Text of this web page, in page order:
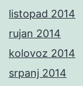
listopad 2014
rujan 2014
kolovoz 2014
srpanj 2014